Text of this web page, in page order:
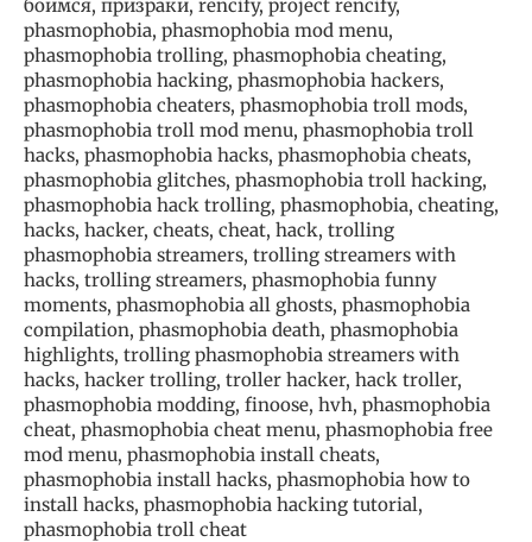
боимся, призраки, rencify, project rencify,
phasmophobia, phasmophobia mod menu,
phasmophobia trolling, phasmophobia cheating,
phasmophobia hacking, phasmophobia hackers,
phasmophobia cheaters, phasmophobia troll mods,
phasmophobia troll mod menu, phasmophobia troll
hacks, phasmophobia hacks, phasmophobia cheats,
phasmophobia glitches, phasmophobia troll hacking,
phasmophobia hack trolling, phasmophobia, cheating,
hacks, hacker, cheats, cheat, hack, trolling
phasmophobia streamers, trolling streamers with
hacks, trolling streamers, phasmophobia funny
moments, phasmophobia all ghosts, phasmophobia
compilation, phasmophobia death, phasmophobia
highlights, trolling phasmophobia streamers with
hacks, hacker trolling, troller hacker, hack troller,
phasmophobia modding, finoose, hvh, phasmophobia
cheat, phasmophobia cheat menu, phasmophobia free
mod menu, phasmophobia install cheats,
phasmophobia install hacks, phasmophobia how to
install hacks, phasmophobia hacking tutorial,
phasmophobia troll cheat